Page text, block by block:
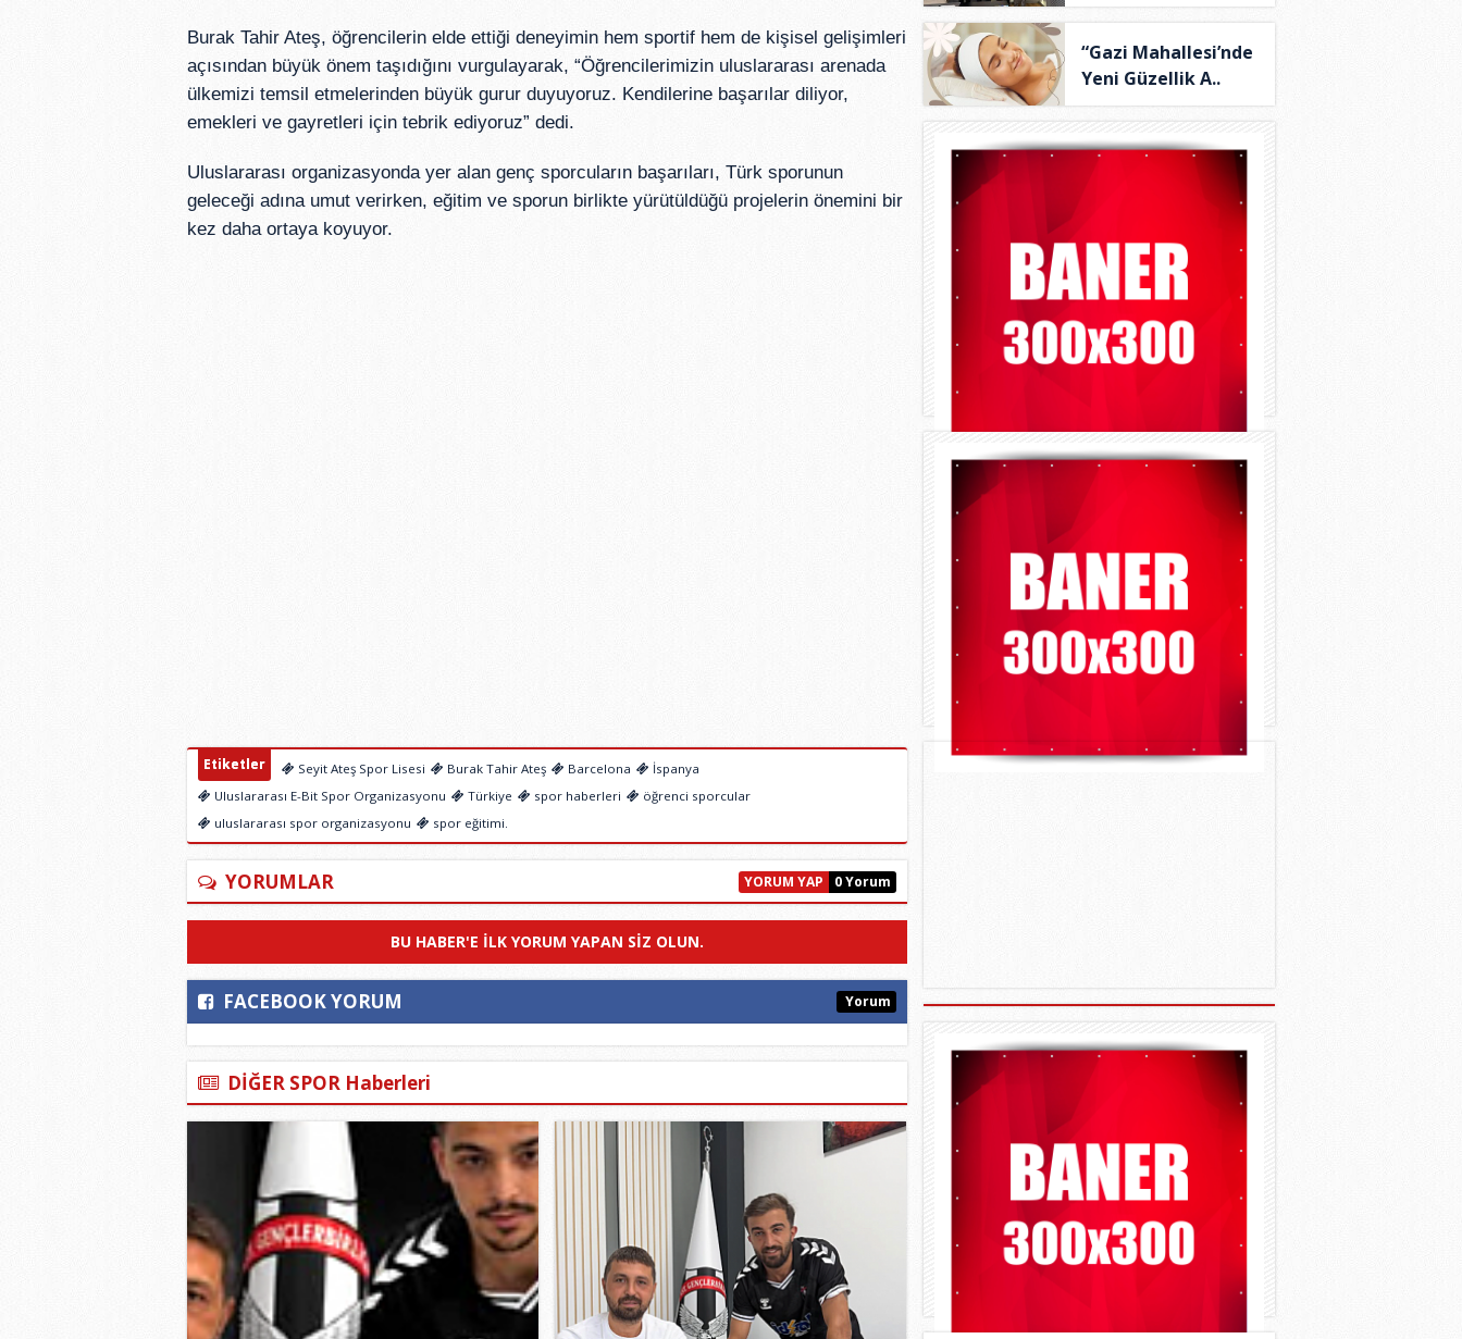
Burak Tahir Ateş, öğrencilerin elde ettiği deneyimin hem sportif hem de kişisel gelişimleri
açısından büyük önem taşıdığını vurgulayarak, “Öğrencilerimizin uluslararası arenada
ülkemizi temsil etmelerinden büyük gurur duyuyoruz. Kendilerine başarılar diliyor,
emekleri ve gayretleri için tebrik ediyoruz” dedi.
Uluslararası organizasyonda yer alan genç sporcuların başarıları, Türk sporunun
geleceği adına umut verirken, eğitim ve sporun birlikte yürütüldüğü projelerin önemini bir
kez daha ortaya koyuyor.
Etiketler Seyit Ateş Spor Lisesi Burak Tahir Ateş Barcelona
İspanya
Uluslararası E-Bit Spor Organizasyonu
Türkiye spor haberleri
öğrenci sporcular
uluslararası spor organizasyonu
spor eğitimi.
YORUMLAR 0 Yorum
YORUM YAP
BU HABER'E ILK YORUM YAPAN SIZ OLUN.
FACEBOOK YORUM Yorum
DİĞER SPOR Haberleri
“Gazi Mahallesi’nde
Yeni Güzellik A..